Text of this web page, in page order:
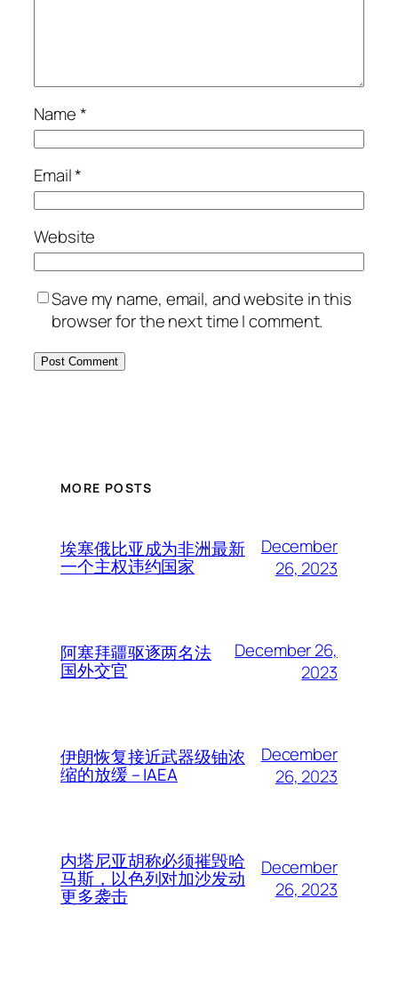
Name*
Email*
Website
Save my name, email, and website in this
browser for the next time I comment.
MORE POSTS
埃塞俄比亚成为非洲最新
一个主权违约国家
December
26, 2023
阿塞拜疆驱逐两名法
国外交官
December 26,
2023
伊朗恢复接近武器级铀浓
缩的放缓 – IAEA
December
26, 2023
内塔尼亚胡称必须摧毁哈
马斯，以色列对加沙发动
更多袭击
December
26, 2023